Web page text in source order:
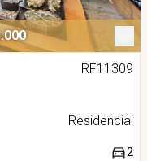
RF11309
Residencial
2